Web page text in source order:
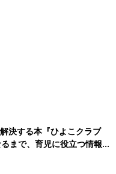
決する本『ひよこクラブ
まで、育児に役立つ情報が